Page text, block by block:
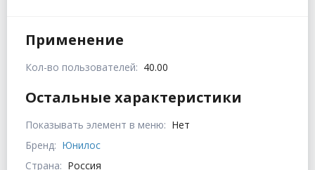
Применение
Кол-во пользователей: 40.00
Остальные характеристики
Показывать элемент в меню: Нет
Бренд: Юнилос
Страна: Россия